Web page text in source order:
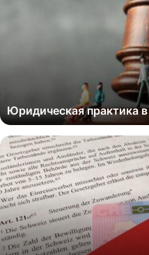
Юридическая практика